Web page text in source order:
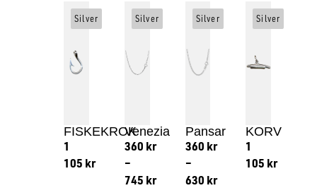
FISKEKROK
1
105 kr
Silver
Venezia
360 kr
–
745 kr
Silver
Pansar
360 kr
–
630 kr
Silver
KORV
1
105 kr
Silver